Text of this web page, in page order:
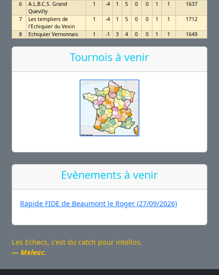
6
A.L.B.C.S. Grand
Quevilly
1 -4 1 5 0 0 1 1 1637
7
Les templiers de
l'Echiquier du Vexin
1 -4 1 5 0 0 1 1 1712
8 Echiquier Vernonnais 1 -1 3 4 0 0 1 1 1649
Tournois à venir
Evènements à venir
Rapide FIDE de Beaumont le Roger (27/09/2026)
Les Echecs, c'est du catch pour intellos.
Meleac.